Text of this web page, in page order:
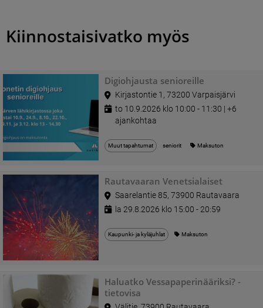
Kiinnostaisivatko myös
Digiohjausta senioreille
Kirjastontie 1, 73200 Varpaisjärvi
to 10.9.2026 klo 10:00 - 11:30 | +6
ajankohtaa
Muut tapahtumat seniorit Maksuton
Rautavaaran Venetsialaiset
Saarelantie 85, 73900 Rautavaara
la 29.8.2026 klo 15:00 - 20:59
Kaupunki- ja kyläjuhlat Maksuton
Haluatko Vessapaperinääriksi? -
tietovisa